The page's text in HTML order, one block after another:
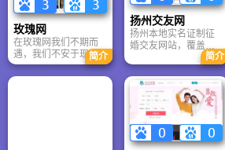
玫瑰网
在玫瑰网我们不期而
遇，我们不安于现
状，开始寻找另外一
种生活，我们厌倦了
简介
扬州交友网
扬州本地实名证制征
婚交友网站，覆盖江
都，仪征，高邮，宝
应。提供交友、征
婚、婚介、相亲、约
会、婚恋咨询等相亲
服务
简介